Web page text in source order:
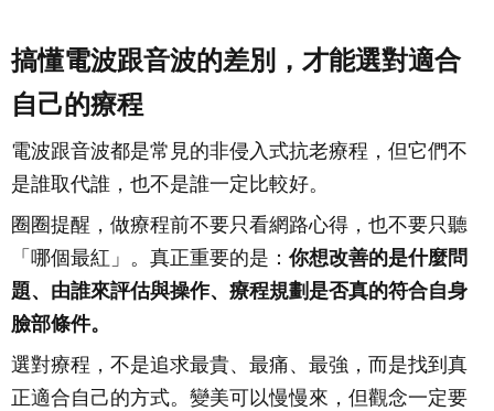
搞懂電波跟音波的差別，才能選對適合
自己的療程
電波跟音波都是常見的非侵入式抗老療程，但它們不
是誰取代誰，也不是誰一定比較好。
圈圈提醒，做療程前不要只看網路心得，也不要只聽
「哪個最紅」。真正重要的是：你想改善的是什麼問
題、由誰來評估與操作、療程規劃是否真的符合自身
臉部條件。
選對療程，不是追求最貴、最痛、最強，而是找到真
正適合自己的方式。變美可以慢慢來，但觀念一定要